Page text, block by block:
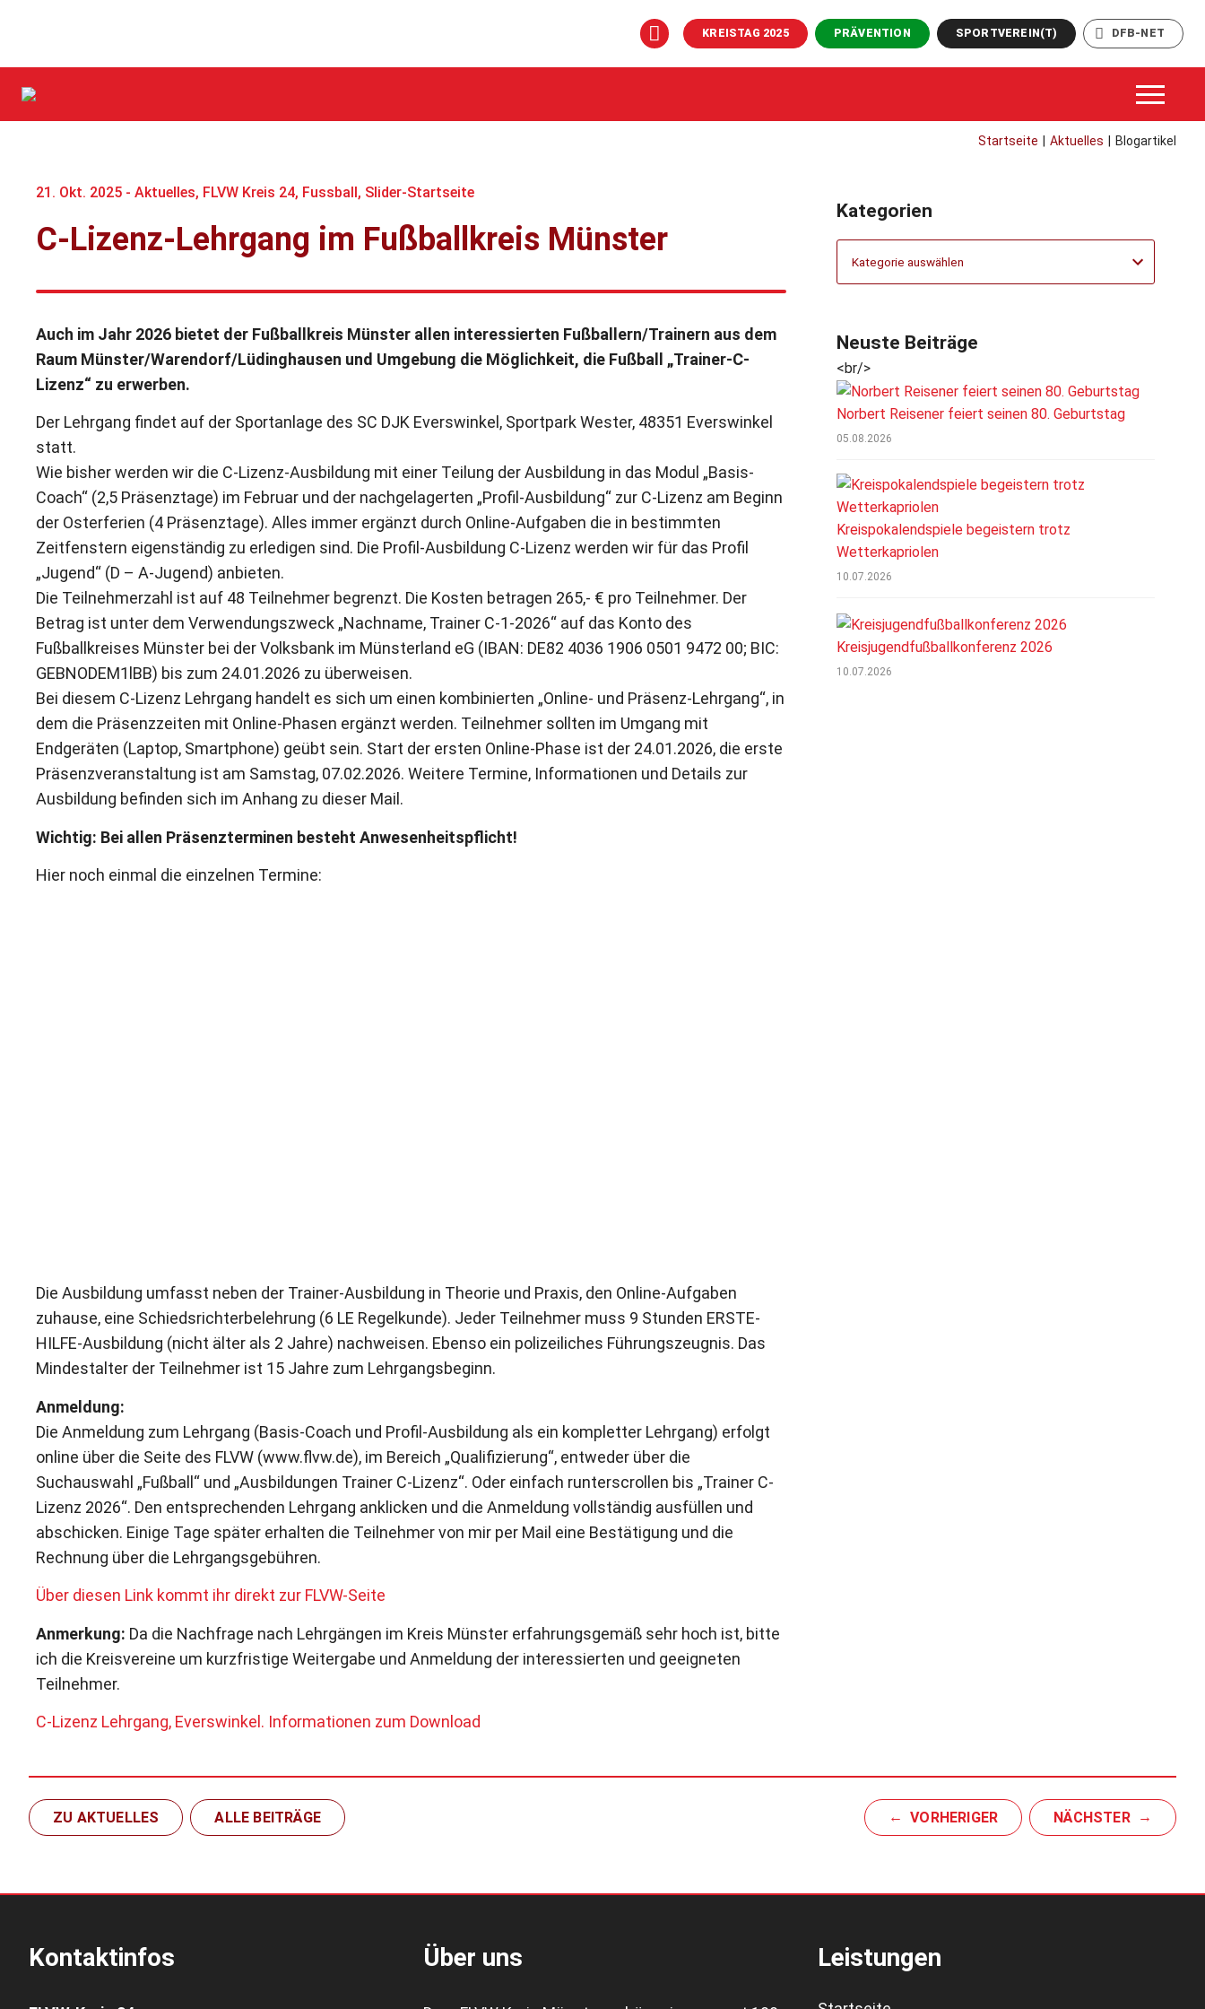
KREISTAG 2025 PRÄVENTION SPORTVEREIN(T) DFB-NET
Startseite Aktuelles Blogartikel
21. Okt. 2025 - Aktuelles, FLVW Kreis 24, Fussball, Slider-Startseite
C-Lizenz-Lehrgang im Fußballkreis Münster
Auch im Jahr 2026 bietet der Fußballkreis Münster allen interessierten Fußballern/Trainern aus dem
Raum Münster/Warendorf/Lüdinghausen und Umgebung die Möglichkeit, die Fußball „Trainer-C-
Lizenz“ zu erwerben.
Der Lehrgang ﬁndet auf der Sportanlage des SC DJK Everswinkel, Sportpark Wester, 48351 Everswinkel
statt.
Wie bisher werden wir die C-Lizenz-Ausbildung mit einer Teilung der Ausbildung in das Modul „Basis-
Coach“ (2,5 Präsenztage) im Februar und der nachgelagerten „Profil-Ausbildung“ zur C-Lizenz am Beginn
der Osterferien (4 Präsenztage). Alles immer ergänzt durch Online-Aufgaben die in bestimmten
Zeitfenstern eigenständig zu erledigen sind. Die Profil-Ausbildung C-Lizenz werden wir für das Profil
„Jugend“ (D – A-Jugend) anbieten.
Die Teilnehmerzahl ist auf 48 Teilnehmer begrenzt. Die Kosten betragen 265,- € pro Teilnehmer. Der
Betrag ist unter dem Verwendungszweck „Nachname, Trainer C-1-2026“ auf das Konto des
Fußballkreises Münster bei der Volksbank im Münsterland eG (IBAN: DE82 4036 1906 0501 9472 00; BIC:
GEBNODEM1lBB) bis zum 24.01.2026 zu überweisen.
Bei diesem C-Lizenz Lehrgang handelt es sich um einen kombinierten „Online- und Präsenz-Lehrgang“, in
dem die Präsenzzeiten mit Online-Phasen ergänzt werden. Teilnehmer sollten im Umgang mit
Endgeräten (Laptop, Smartphone) geübt sein. Start der ersten Online-Phase ist der 24.01.2026, die erste
Präsenzveranstaltung ist am Samstag, 07.02.2026. Weitere Termine, Informationen und Details zur
Ausbildung befinden sich im Anhang zu dieser Mail.
Wichtig: Bei allen Präsenzterminen besteht Anwesenheitspflicht!
Hier noch einmal die einzelnen Termine:
Die Ausbildung umfasst neben der Trainer-Ausbildung in Theorie und Praxis, den Online-Aufgaben
zuhause, eine Schiedsrichterbelehrung (6 LE Regelkunde). Jeder Teilnehmer muss 9 Stunden ERSTE-
HILFE-Ausbildung (nicht älter als 2 Jahre) nachweisen. Ebenso ein polizeiliches Führungszeugnis. Das
Mindestalter der Teilnehmer ist 15 Jahre zum Lehrgangsbeginn.
Anmeldung:
Die Anmeldung zum Lehrgang (Basis-Coach und Profil-Ausbildung als ein kompletter Lehrgang) erfolgt
online über die Seite des FLVW (www.flvw.de), im Bereich „Qualifizierung“, entweder über die
Suchauswahl „Fußball“ und „Ausbildungen Trainer C-Lizenz“. Oder einfach runterscrollen bis „Trainer C-
Lizenz 2026“. Den entsprechenden Lehrgang anklicken und die Anmeldung vollständig ausfüllen und
abschicken. Einige Tage später erhalten die Teilnehmer von mir per Mail eine Bestätigung und die
Rechnung über die Lehrgangsgebühren.
Über diesen Link kommt ihr direkt zur FLVW-Seite
Anmerkung: Da die Nachfrage nach Lehrgängen im Kreis Münster erfahrungsgemäß sehr hoch ist, bitte
ich die Kreisvereine um kurzfristige Weitergabe und Anmeldung der interessierten und geeigneten
Teilnehmer.
C-Lizenz Lehrgang, Everswinkel. Informationen zum Download
Kategorien
Neuste Beiträge
<br/>
Norbert Reisener feiert seinen 80. Geburtstag
05.08.2026
Kreispokalendspiele begeistern trotz
Wetterkapriolen
10.07.2026
Kreisjugendfußballkonferenz 2026
10.07.2026
ZU AKTUELLES ALLE BEITRÄGE VORHERIGER NÄCHSTER
Kontaktinfos Über uns Leistungen